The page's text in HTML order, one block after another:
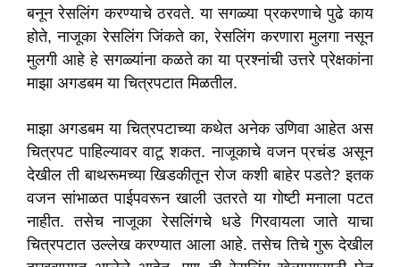
बनून रेसलिंग करण्याचे ठरवते. या सगळ्या प्रकरणाचे पुढे काय
होते, नाजूका रेसलिंग जिंकते का, रेसलिंग करणारा मुलगा नसून
मुलगी आहे हे सगळ्यांना कळते का या प्रश्नांची उत्तरे प्रेक्षकांना
माझा अगडबम या चित्रपटात मिळतील.
माझा अगडबम या चित्रपटाच्या कथेत अनेक उणिवा आहेत अस
चित्रपट पाहिल्यावर वाटू शकत. नाजूकाचे वजन प्रचंड असून
देखील ती बाथरूमच्या खिडकीतून रोज कशी बाहेर पडते? इतक
वजन सांभाळत पाईपवरून खाली उतरते या गोष्टी मनाला पटत
नाहीत. तसेच नाजूका रेसलिंगचे धडे गिरवायला जाते याचा
चित्रपटात उल्लेख करण्यात आला आहे. तसेच तिचे गुरू देखील